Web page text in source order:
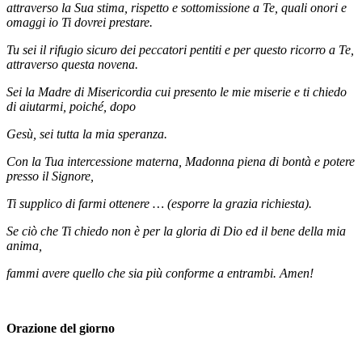
attraverso la Sua stima, rispetto e sottomissione a Te, quali onori e
omaggi io Ti dovrei prestare.
Tu sei il rifugio sicuro dei peccatori pentiti e per questo ricorro a Te,
attraverso questa novena.
Sei la Madre di Misericordia cui presento le mie miserie e ti chiedo
di aiutarmi, poiché, dopo
Gesù, sei tutta la mia speranza.
Con la Tua intercessione materna, Madonna piena di bontà e potere
presso il Signore,
Ti supplico di farmi ottenere … (esporre la grazia richiesta).
Se ciò che Ti chiedo non è per la gloria di Dio ed il bene della mia
anima,
fammi avere quello che sia più conforme a entrambi. Amen!
Orazione del giorno